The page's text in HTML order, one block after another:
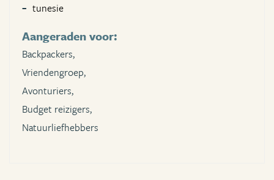
tunesie
Aangeraden voor:
Backpackers,
Vriendengroep,
Avonturiers,
Budget reizigers,
Natuurliefhebbers